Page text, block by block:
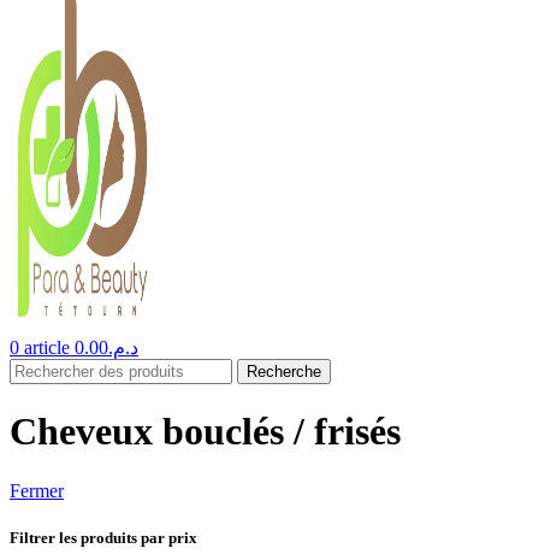
0 article د.م.0.00
Recherche
Cheveux bouclés / frisés
Fermer
Filtrer les produits par prix